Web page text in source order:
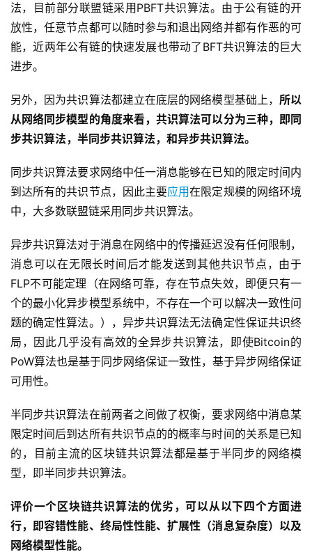
法，目前部分联盟链采用PBFT共识算法。由于公有链的开
放性，任意节点都可以随时参与和退出网络并都有作恶的可
能，近两年公有链的快速发展也带动了BFT共识算法的巨大
进步。
另外，因为共识算法都建立在底层的网络模型基础上， 所以
从网络同步模型的角度来看，共识算法可以分为三种，即同
步共识算法，半同步共识算法，和异步共识算法。
同步共识算法要求网络中任一消息能够在已知的限定时间内
到达所有的共识节点，因此主要应用在限定规模的网络环境
中，大多数联盟链采用同步共识算法。
异步共识算法对于消息在网络中的传播延迟没有任何限制，
消息可以在无限长时间后才能发送到其他共识节点，由于
FLP不可能定理（在网络可靠，存在节点失效，即便只有一
个的最小化异步模型系统中，不存在一个可以解决一致性问
题的确定性算法。），异步共识算法无法确定性保证共识终
局，因此几乎没有高效的全异步共识算法，即使Bitcoin的
PoW算法也是基于同步网络保证一致性，基于异步网络保证
可用性。
半同步共识算法在前两者之间做了权衡，要求网络中消息某
限定时间后到达所有共识节点的的概率与时间的关系是已知
的，目前主流的区块链共识算法都是基于半同步的网络模
型，即半同步共识算法。
评价一个区块链共识算法的优劣，可以从以下四个方面进
行，即容错性能、终局性性能、扩展性（消息复杂度）以及
网络模型性能。